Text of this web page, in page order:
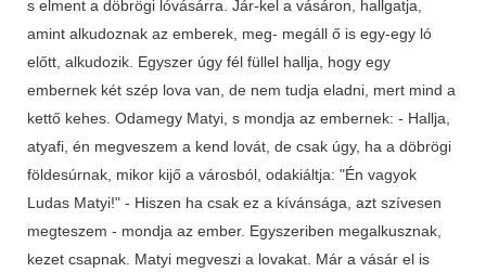
s elment a döbrögi lóvásárra. Jár-kel a vásáron, hallgatja,
amint alkudoznak az emberek, meg- megáll ő is egy-egy ló
előtt, alkudozik. Egyszer úgy fél füllel hallja, hogy egy
embernek két szép lova van, de nem tudja eladni, mert mind a
kettő kehes. Odamegy Matyi, s mondja az embernek: - Hallja,
atyafi, én megveszem a kend lovát, de csak úgy, ha a döbrögi
földesúrnak, mikor kijő a városból, odakiáltja: "Én vagyok
Ludas Matyi!" - Hiszen ha csak ez a kívánsága, azt szívesen
megteszem - mondja az ember. Egyszeriben megalkusznak,
kezet csapnak. Matyi megveszi a lovakat. Már a vásár el is